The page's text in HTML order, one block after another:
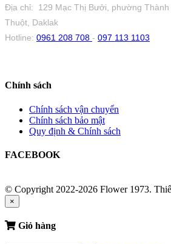
Địa chỉ: 129 Mạc Thị Bưởi, phường Thành
Thuột, Daklak
Hotline: 0961 208 708 - 097 113 1103
Chính sách
Chính sách vận chuyển
Chính sách bảo mật
Quy định & Chính sách
FACEBOOK
© Copyright 2022-2026 Flower 1973.
×
Giỏ hàng